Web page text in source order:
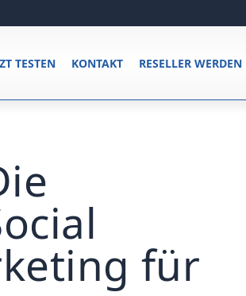
RESELLER WERDEN
KONTAKT
TESTEN
für